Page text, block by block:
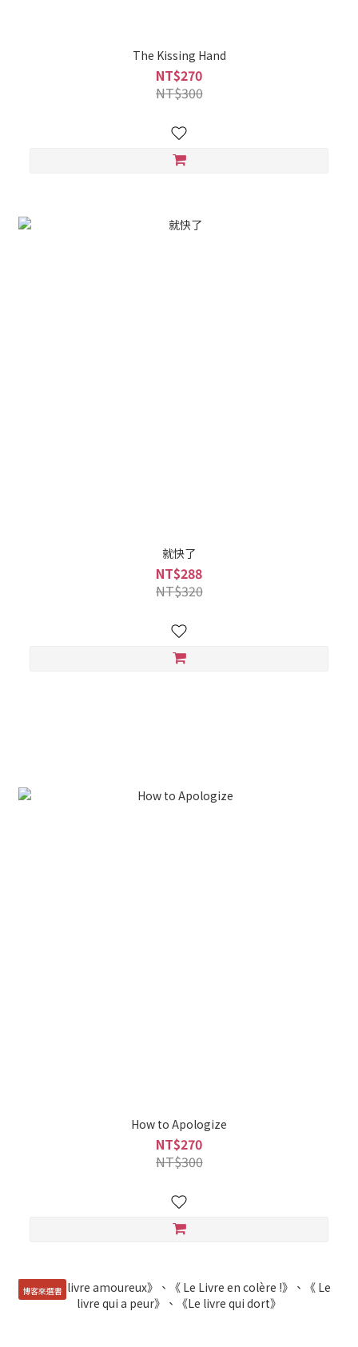
The Kissing Hand
NT$270
NT$300
就快了
NT$288
NT$320
How to Apologize
NT$270
NT$300
博客來選書